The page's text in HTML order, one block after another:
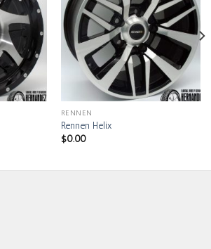
RENNEN
Rennen Helix
$0.00